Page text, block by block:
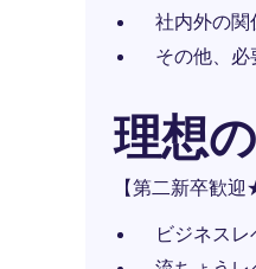
社内外の関
その他、必
理想
【第二新卒歓迎
ビジネス